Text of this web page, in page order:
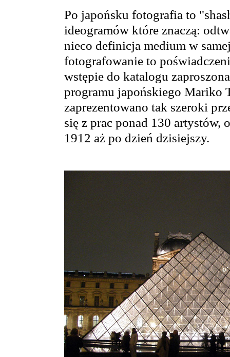
Po japońsku fotografia to
ideogramów które znaczą:
nieco definicja medium w
fotografowanie to
wstępie do katalogu
programu japońskiego Mariko
zaprezentowano tak szeroki
się z prac ponad 130 artystów,
1912 aż po dzień dzisiejszy.